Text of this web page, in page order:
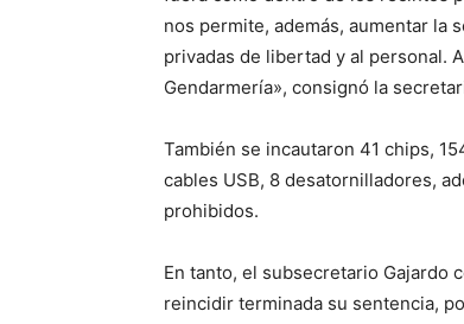
nos permite, además, aumentar la
privadas de libertad y al personal.
Gendarmería», consignó la
También se incautaron 41 chips,
cables USB, 8 desatornilladores,
prohibidos.
En tanto, el subsecretario Gajardo
reincidir terminada su sentencia,